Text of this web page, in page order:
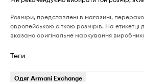
Розміри, представлені в магазині,
європейською сіткою розмірів. На етикетці
вказано оригінальне маркування
Теги
Одяг Armani Exchange